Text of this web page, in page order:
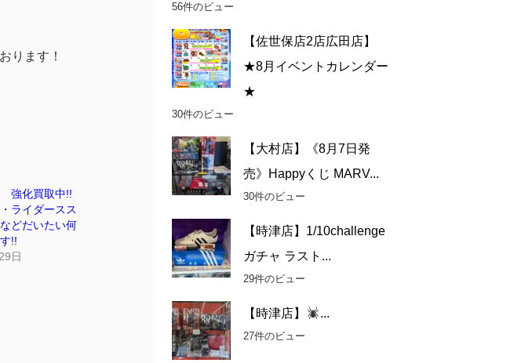
ります！
強化買取中!!
ライダースス
どだいたい何
!!
日
56件のビュー
【佐世保店2店広田店】
★8月イベントカレンダー
★
30件のビュー
【大村店】《8月7日発
売》Happyくじ MARV...
30件のビュー
【時津店】1/10challenge
ガチャ ラスト...
29件のビュー
【時津店】 ...
27件のビュー